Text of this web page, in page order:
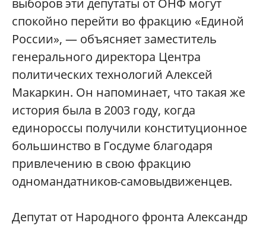
выборов эти депутаты от ОНФ могут
спокойно перейти во фракцию «Единой
России», — объясняет заместитель
генерального директора Центра
политических технологий Алексей
Макаркин. Он напоминает, что такая же
история была в 2003 году, когда
единороссы получили конституционное
большинство в Госдуме благодаря
привлечению в свою фракцию
одномандатников-самовыдвиженцев.
Депутат от Народного фронта Александр